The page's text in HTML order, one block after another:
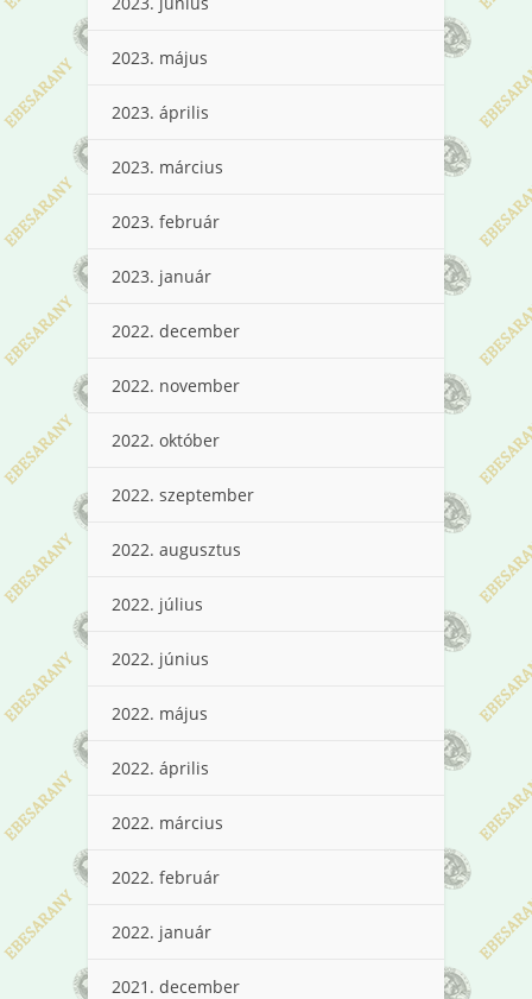
2023. május
2023. április
2023. március
2023. február
2023. január
2022. december
2022. november
2022. október
2022. szeptember
2022. augusztus
2022. július
2022. június
2022. május
2022. április
2022. március
2022. február
2022. január
2021. december